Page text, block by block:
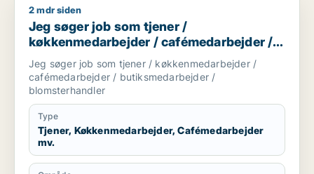
Jeg søger job som tjener / køkkenmedarbejder /
2 mdr siden
Jeg søger job som tjener /
køkkenmedarbejder / cafémedarbejder /
butiksmedarbejder / blomsterhandler
Jeg søger job som tjener / køkkenmedarbejder /
cafémedarbejder / butiksmedarbejder /
blomsterhandler
Type
Tjener, Køkkenmedarbejder, Cafémedarbejder
mv.